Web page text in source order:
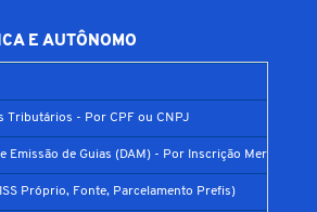
E AUTÔNOMO
Tributários - Por CPF ou CNPJ
Emissão de Guias (DAM) - Por Inscrição Mercantil
Próprio, Fonte, Parcelamento Prefis)